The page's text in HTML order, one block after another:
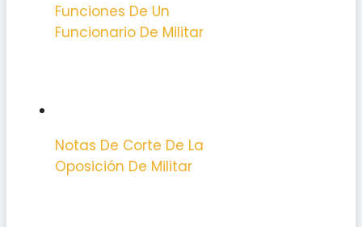
Funciones De Un
Funcionario De Militar
Notas De Corte De La
Oposición De Militar